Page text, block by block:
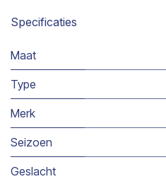
Specificaties
Maat
Type
Merk
Seizoen
Geslacht